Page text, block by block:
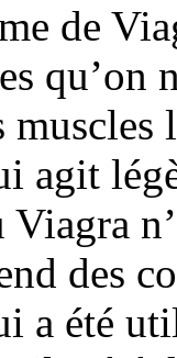
de
agit
des
a été